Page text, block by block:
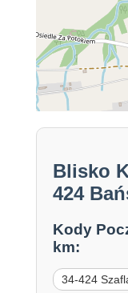
Blisko
424
Kody
km:
34-424